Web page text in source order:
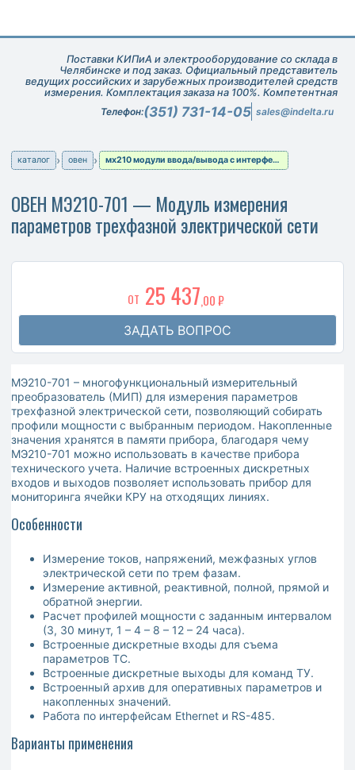
Поставки КИПиА и электрооборудование со склада в
Челябинске и под заказ. Официальный представитель
ведущих российских и зарубежных производителей средств
измерения. Комплектация заказа на 100%. Компетентная
техническая поддержка при подборе оборудования.
Телефон:(351) 731-14-05 sales@indelta.ru
каталог овен мх210 модули ввода/вывода с интерфейсом ethernet
ОВЕН МЭ210-701 — Модуль измерения
параметров трехфазной электрической сети
ОТ 25 437,00 ₽
ЗАДАТЬ ВОПРОС
МЭ210-701 – многофункциональный измерительный
преобразователь (МИП) для измерения параметров
трехфазной электрической сети, позволяющий собирать
профили мощности с выбранным периодом. Накопленные
значения хранятся в памяти прибора, благодаря чему
МЭ210-701 можно использовать в качестве прибора
технического учета. Наличие встроенных дискретных
входов и выходов позволяет использовать прибор для
мониторинга ячейки КРУ на отходящих линиях.
Особенности
Измерение токов, напряжений, межфазных углов
электрической сети по трем фазам.
Измерение активной, реактивной, полной, прямой и
обратной энергии.
Расчет профилей мощности с заданным интервалом
(3, 30 минут, 1 – 4 – 8 – 12 – 24 часа).
Встроенные дискретные входы для съема
параметров ТС.
Встроенные дискретные выходы для команд ТУ.
Встроенный архив для оперативных параметров и
накопленных значений.
Работа по интерфейсам Ethernet и RS-485.
Варианты применения